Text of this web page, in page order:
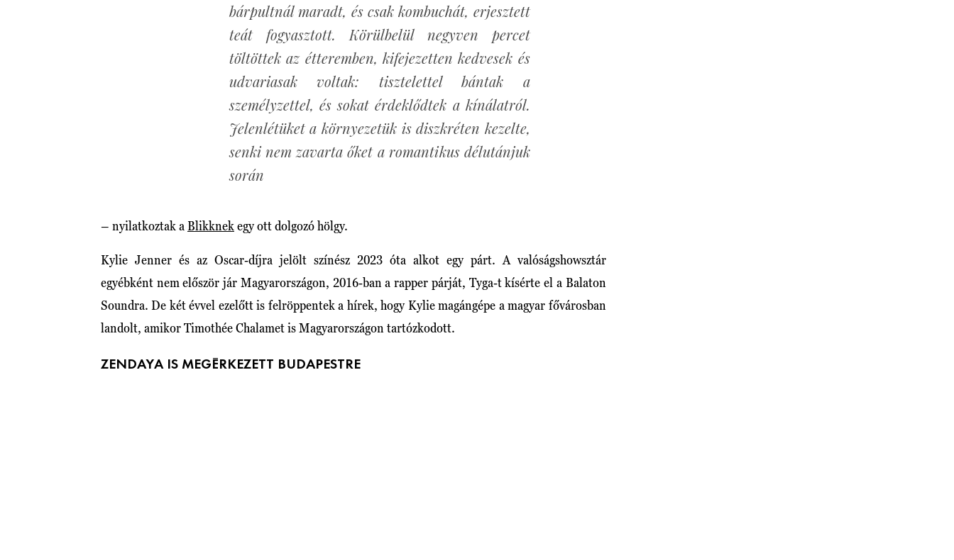
bárpultnál maradt, és csak kombuchát, erjesztett
teát fogyasztott. Körülbelül negyven percet
töltöttek az étteremben, kifejezetten kedvesek és
udvariasak voltak: tisztelettel bántak a
személyzettel, és sokat érdeklődtek a kínálatról.
Jelenlétüket a környezetük is diszkréten kezelte,
senki nem zavarta őket a romantikus délutánjuk
során
– nyilatkoztak a Blikknekegy ott dolgozó hölgy.
Kylie Jenner és az Oscar-díjra jelölt színész 2023 óta alkot egy párt. A valóságshowsztár
egyébként nem először jár Magyarországon, 2016-ban a rapper párját, Tyga-t kísérte el a Balaton
Soundra. De két évvel ezelőtt is felröppentek a hírek, hogy Kylie magángépe a magyar fővárosban
landolt, amikor Timothée Chalamet is Magyarországon tartózkodott.
ZENDAYA IS MEGÉRKEZETT BUDAPESTRE